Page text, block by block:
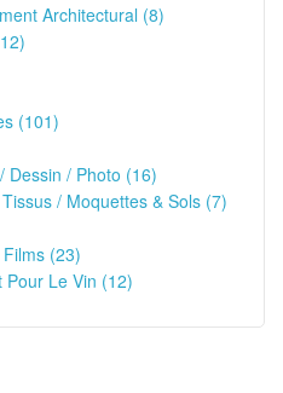
Architectural (8)
(101)
Dessin / Photo (16)
/ Moquettes & Sols (7)
(23)
Pour Le Vin (12)